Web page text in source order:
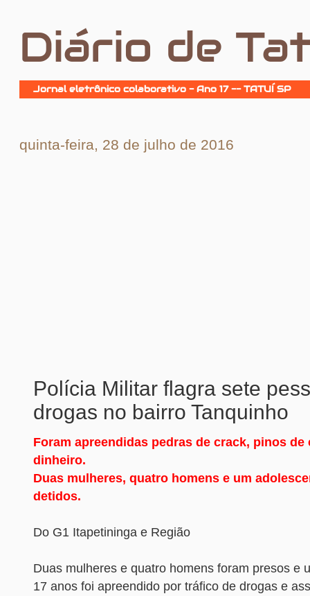
Diário de
Jornal eletrônico colaborativo - Ano 17 -- TATUÍ SP
quinta-feira, 28 de julho de 2016
Polícia Militar flagra sete
drogas no bairro Tanquinho
Foram apreendidas pedras de crack, pinos de
dinheiro.
Duas mulheres, quatro homens e um
detidos.
Do G1 Itapetininga e Região
Duas mulheres e quatro homens foram presos e
17 anos foi apreendido por tráfico de drogas e